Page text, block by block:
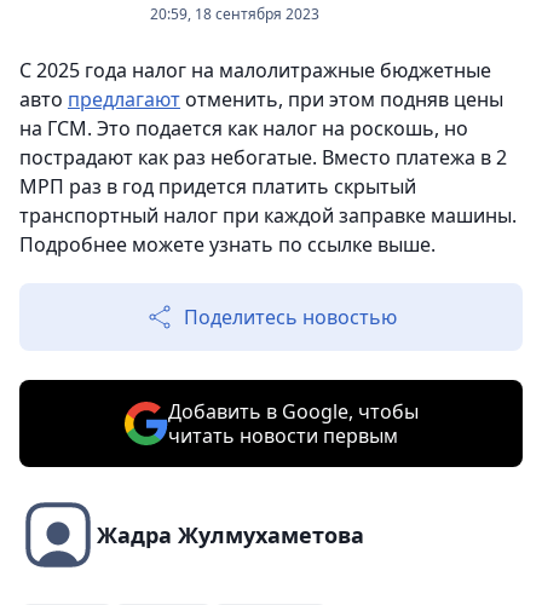
20:59, 18 сентября 2023
С 2025 года налог на малолитражные бюджетные
авто предлагаютотменить, при этом подняв цены
на ГСМ. Это подается как налог на роскошь, но
пострадают как раз небогатые. Вместо платежа в 2
МРП раз в год придется платить скрытый
транспортный налог при каждой заправке машины.
Подробнее можете узнать по ссылке выше.
Поделитесь новостью
Добавить в Google, чтобы
читать новости первым
Жадра Жулмухаметова